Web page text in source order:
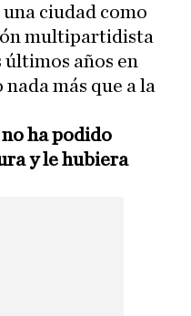
ciudad como
multipartidista
últimos años en
más que a la
ha podido
y le hubiera